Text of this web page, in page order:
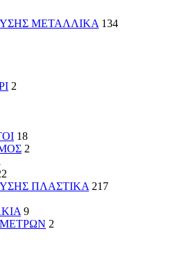
ΜΕΤΑΛΛΙΚΑ 134
2
18
2
ΠΛΑΣΤΙΚΑ 217
9
2